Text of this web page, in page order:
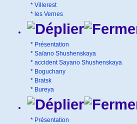
* Villerest
* les Vernes
* Présentation
* Saïano Shushenskaya
* accident Sayano Shushenskaya
* Boguchany
* Bratsk
* Bureya
* Présentation